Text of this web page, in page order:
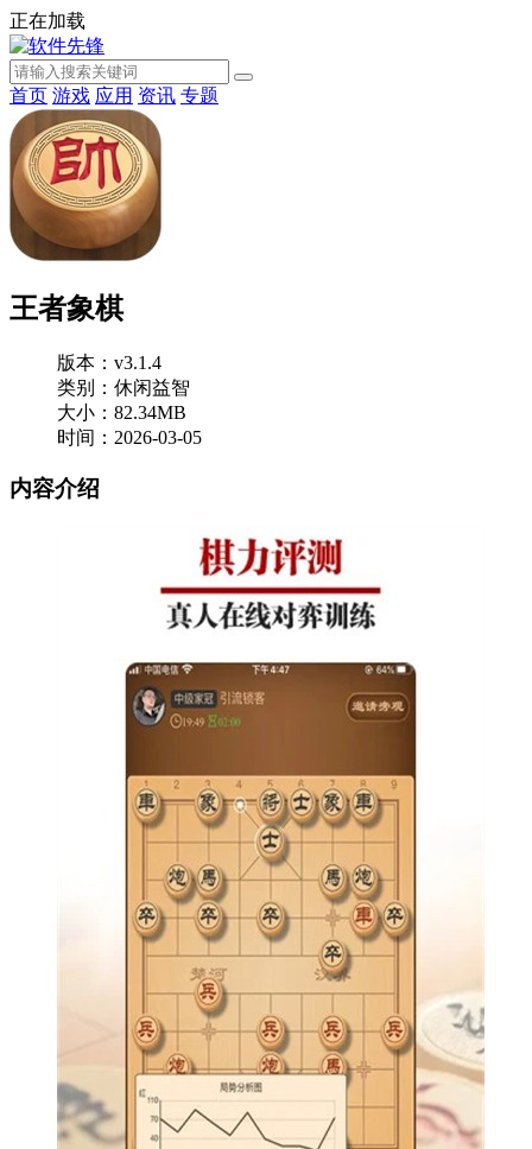
正在加载
首页 游戏 应用 资讯 专题
王者象棋
版本：v3.1.4
类别：休闲益智
大小：82.34MB
时间：2026-03-05
内容介绍